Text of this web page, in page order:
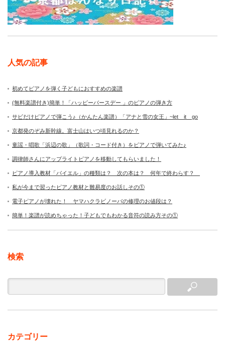
人気の記事
初めてピアノを弾く子どもにおすすめの楽譜
(無料楽譜付き)簡単！「ハッピーバースデー 」のピアノの弾き方
サビだけピアノで弾こう♪（かんたん楽譜）「アナと雪の女王」~let it go
京都発のぞみ新幹線。富士山はいつ頃見れるのか？
童謡・唱歌「浜辺の歌」（歌詞・コード付き）をピアノで弾いてみた♪
調律師さんにアップライトピアノを移動してもらいました！
ピアノ導入教材「バイエル」の種類は？ 次の本は？ 何年で終わらす？
私が今まで習ったピアノ教材と難易度のお話しその①
電子ピアノが壊れた！ ヤマハクラビノーバの修理のお値段は？
簡単！楽譜が読めちゃった！子どもでもわかる音符の読み方その①
検索
カテゴリー